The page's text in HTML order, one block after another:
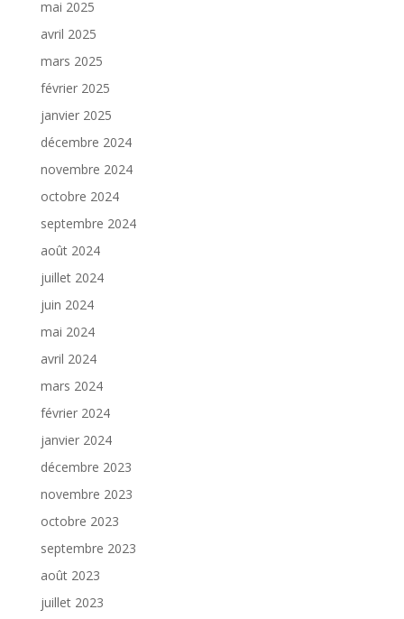
mai 2025
avril 2025
mars 2025
février 2025
janvier 2025
décembre 2024
novembre 2024
octobre 2024
septembre 2024
août 2024
juillet 2024
juin 2024
mai 2024
avril 2024
mars 2024
février 2024
janvier 2024
décembre 2023
novembre 2023
octobre 2023
septembre 2023
août 2023
juillet 2023